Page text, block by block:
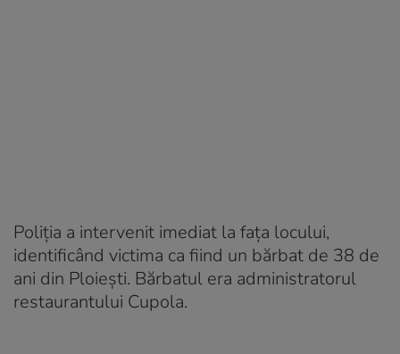
Poliția a intervenit imediat la fața locului,
identificând victima ca fiind un bărbat de 38 de
ani din Ploiești. Bărbatul era administratorul
restaurantului Cupola.